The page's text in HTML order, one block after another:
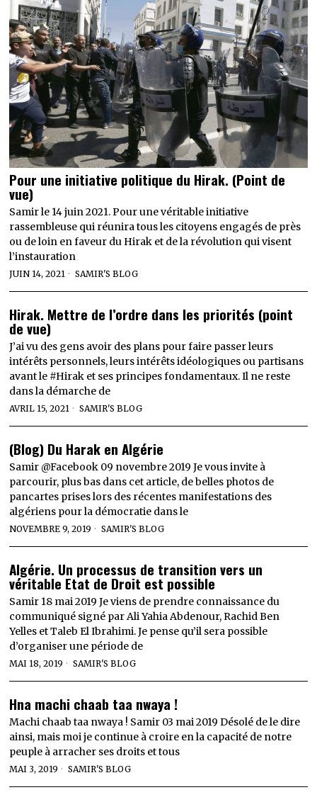
Pour une initiative politique du Hirak. (Point de
vue)
Samir le 14 juin 2021. Pour une véritable initiative
rassembleuse qui réunira tous les citoyens engagés de près
ou de loin en faveur du Hirak et de la révolution qui visent
l’instauration
JUIN 14, 2021 SAMIR'S BLOG
Hirak. Mettre de l’ordre dans les priorités (point
de vue)
J’ai vu des gens avoir des plans pour faire passer leurs
intérêts personnels, leurs intérêts idéologiques ou partisans
avant le #Hirak et ses principes fondamentaux. Il ne reste
dans la démarche de
AVRIL 15, 2021 SAMIR'S BLOG
(Blog) Du Harak en Algérie
Samir @Facebook 09 novembre 2019 Je vous invite à
parcourir, plus bas dans cet article, de belles photos de
pancartes prises lors des récentes manifestations des
algériens pour la démocratie dans le
NOVEMBRE 9, 2019 SAMIR'S BLOG
Algérie. Un processus de transition vers un
véritable Etat de Droit est possible
Samir 18 mai 2019 Je viens de prendre connaissance du
communiqué signé par Ali Yahia Abdenour, Rachid Ben
Yelles et Taleb El Ibrahimi. Je pense qu’il sera possible
d’organiser une période de
MAI 18, 2019 SAMIR'S BLOG
Hna machi chaab taa nwaya !
Machi chaab taa nwaya ! Samir 03 mai 2019 Désolé de le dire
ainsi, mais moi je continue à croire en la capacité de notre
peuple à arracher ses droits et tous
MAI 3, 2019 SAMIR'S BLOG